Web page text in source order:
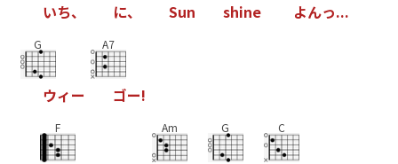
いち、 に、 Sun shine よんっ...
G
ウィー
A7
ゴー!
F Am G C